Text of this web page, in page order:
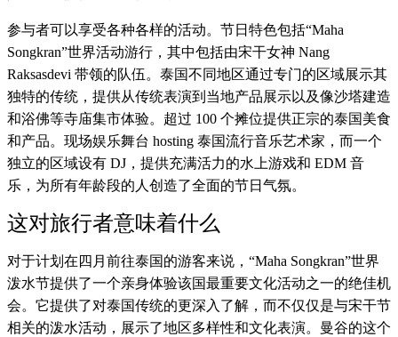
参与者可以享受各种各样的活动。节日特色包括“Maha
Songkran”世界活动游行，其中包括由宋干女神 Nang
Raksasdevi 带领的队伍。泰国不同地区通过专门的区域展示其
独特的传统，提供从传统表演到当地产品展示以及像沙塔建造
和浴佛等寺庙集市体验。超过 100 个摊位提供正宗的泰国美食
和产品。现场娱乐舞台 hosting 泰国流行音乐艺术家，而一个
独立的区域设有 DJ，提供充满活力的水上游戏和 EDM 音
乐，为所有年龄段的人创造了全面的节日气氛。
这对旅行者意味着什么
对于计划在四月前往泰国的游客来说，“Maha Songkran”世界
泼水节提供了一个亲身体验该国最重要文化活动之一的绝佳机
会。它提供了对泰国传统的更深入了解，而不仅仅是与宋干节
相关的泼水活动，展示了地区多样性和文化表演。曼谷的这个